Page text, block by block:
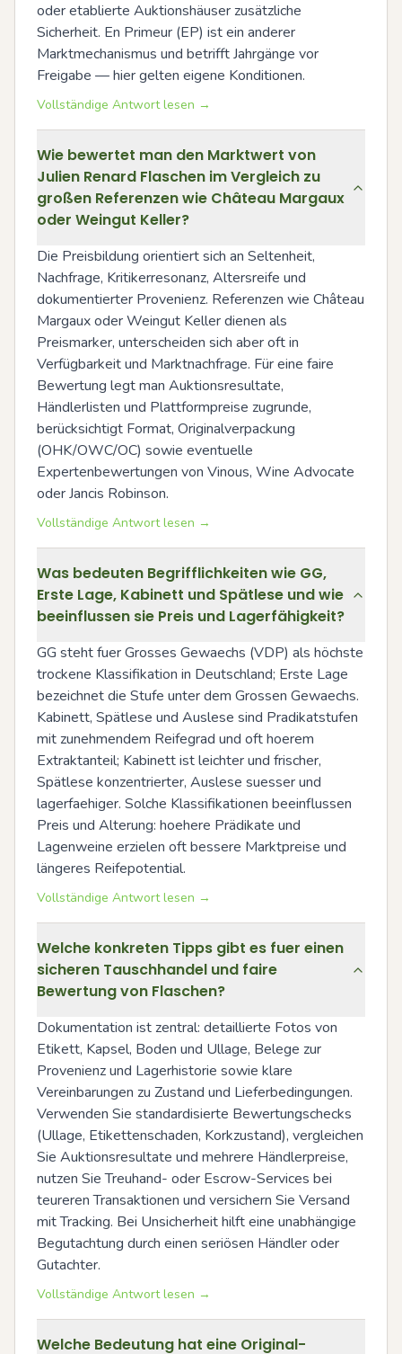
oder etablierte Auktionshäuser zusätzliche
Sicherheit. En Primeur (EP) ist ein anderer
Marktmechanismus und betrifft Jahrgänge vor
Freigabe — hier gelten eigene Konditionen.
Vollständige Antwort lesen →
Wie bewertet man den Marktwert von
Julien Renard Flaschen im Vergleich zu
großen Referenzen wie Château Margaux
oder Weingut Keller?
Die Preisbildung orientiert sich an Seltenheit,
Nachfrage, Kritikerresonanz, Altersreife und
dokumentierter Provenienz. Referenzen wie Château
Margaux oder Weingut Keller dienen als
Preismarker, unterscheiden sich aber oft in
Verfügbarkeit und Marktnachfrage. Für eine faire
Bewertung legt man Auktionsresultate,
Händlerlisten und Plattformpreise zugrunde,
berücksichtigt Format, Originalverpackung
(OHK/OWC/OC) sowie eventuelle
Expertenbewertungen von Vinous, Wine Advocate
oder Jancis Robinson.
Vollständige Antwort lesen →
Was bedeuten Begrifflichkeiten wie GG,
Erste Lage, Kabinett und Spätlese und wie
beeinflussen sie Preis und Lagerfähigkeit?
GG steht fuer Grosses Gewaechs (VDP) als höchste
trockene Klassifikation in Deutschland; Erste Lage
bezeichnet die Stufe unter dem Grossen Gewaechs.
Kabinett, Spätlese und Auslese sind Pradikatstufen
mit zunehmendem Reifegrad und oft hoerem
Extraktanteil; Kabinett ist leichter und frischer,
Spätlese konzentrierter, Auslese suesser und
lagerfaehiger. Solche Klassifikationen beeinflussen
Preis und Alterung: hoehere Prädikate und
Lagenweine erzielen oft bessere Marktpreise und
längeres Reifepotential.
Vollständige Antwort lesen →
Welche konkreten Tipps gibt es fuer einen
sicheren Tauschhandel und faire
Bewertung von Flaschen?
Dokumentation ist zentral: detaillierte Fotos von
Etikett, Kapsel, Boden und Ullage, Belege zur
Provenienz und Lagerhistorie sowie klare
Vereinbarungen zu Zustand und Lieferbedingungen.
Verwenden Sie standardisierte Bewertungschecks
(Ullage, Etikettenschaden, Korkzustand), vergleichen
Sie Auktionsresultate und mehrere Händlerpreise,
nutzen Sie Treuhand- oder Escrow-Services bei
teureren Transaktionen und versichern Sie Versand
mit Tracking. Bei Unsicherheit hilft eine unabhängige
Begutachtung durch einen seriösen Händler oder
Gutachter.
Vollständige Antwort lesen →
Welche Bedeutung hat eine Original-